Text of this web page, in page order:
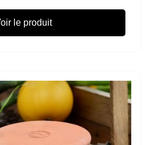
le produit